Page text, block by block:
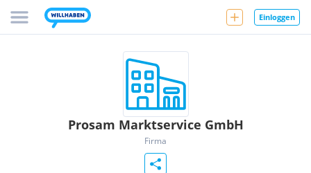
Einloggen
Prosam Marktservice GmbH
Firma